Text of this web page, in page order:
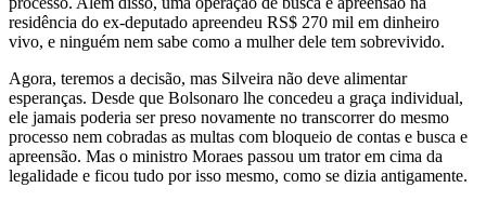
residência do ex-deputado apreendeu RS$ 270 mil em dinheiro
vivo, e ninguém nem sabe como a mulher dele tem sobrevivido.
Agora, teremos a decisão, mas Silveira não deve alimentar
esperanças. Desde que Bolsonaro lhe concedeu a graça individual,
ele jamais poderia ser preso novamente no transcorrer do mesmo
processo nem cobradas as multas com bloqueio de contas e busca e
apreensão. Mas o ministro Moraes passou um trator em cima da
legalidade e ficou tudo por isso mesmo, como se dizia antigamente.